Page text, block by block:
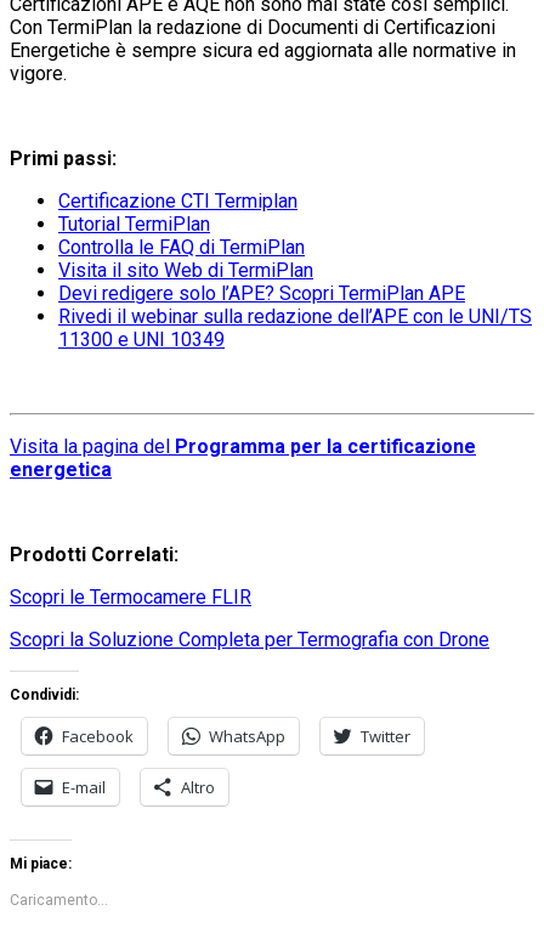
Con TermiPlan la redazione di Documenti di Certificazioni
Energetiche è sempre sicura ed aggiornata alle normative in
vigore.
Primi passi:
Certificazione CTI Termiplan
Tutorial TermiPlan
Controlla le FAQ di TermiPlan
Visita il sito Web di TermiPlan
Devi redigere solo l’APE? Scopri TermiPlan APE
Rivedi il webinar sulla redazione dell’APE con le UNI/TS
11300 e UNI 10349
Visita la pagina del Programma per la certificazione
energetica
Prodotti Correlati:
Scopri le Termocamere FLIR
Scopri la Soluzione Completa per Termografia con Drone
Condividi:
Facebook WhatsApp Twitter
E-mail Altro
Mi piace:
Caricamento...